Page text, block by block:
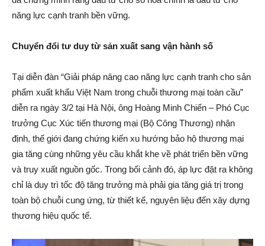
năng lực cạnh tranh bền vững.
Chuyển đổi tư duy từ sản xuất sang vận hành số
Tại diễn đàn “Giải pháp nâng cao năng lực cạnh tranh cho sản
phẩm xuất khẩu Việt Nam trong chuỗi thương mại toàn cầu”
diễn ra ngày 3/2 tại Hà Nội, ông Hoàng Minh Chiến – Phó Cục
trưởng Cục Xúc tiến thương mại (Bộ Công Thương) nhận
định, thế giới đang chứng kiến xu hướng bảo hộ thương mại
gia tăng cùng những yêu cầu khắt khe về phát triển bền vững
và truy xuất nguồn gốc. Trong bối cảnh đó, áp lực đặt ra không
chỉ là duy trì tốc độ tăng trưởng mà phải gia tăng giá trị trong
toàn bộ chuỗi cung ứng, từ thiết kế, nguyên liệu đến xây dựng
thương hiệu quốc tế.